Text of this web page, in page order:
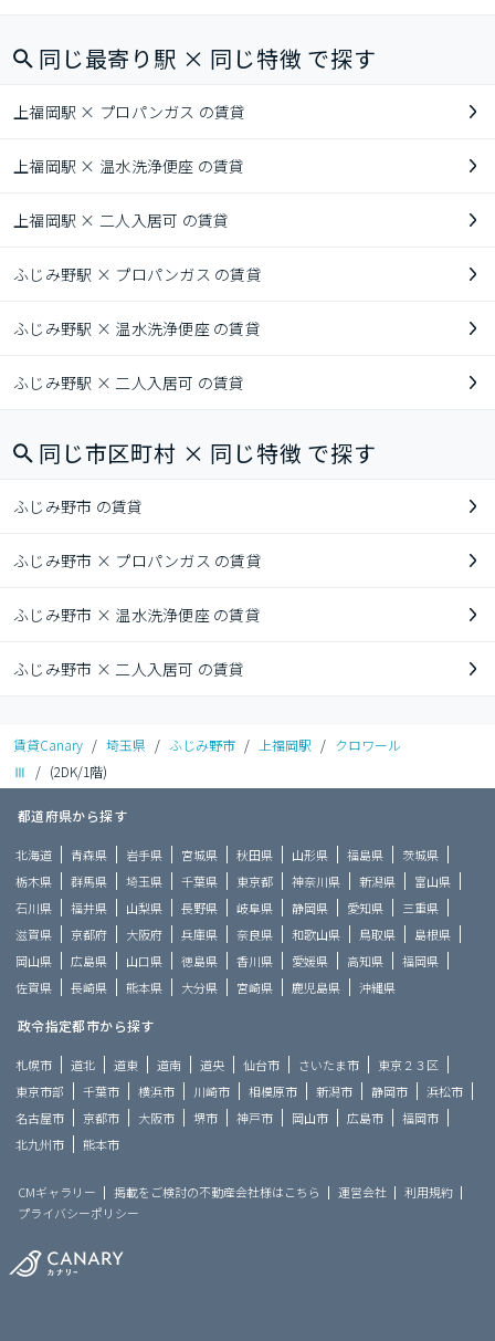
同じ最寄り駅 × 同じ特徴 で探す
上福岡駅 × プロパンガス の賃貸
上福岡駅 × 温水洗浄便座 の賃貸
上福岡駅 × 二人入居可 の賃貸
ふじみ野駅 × プロパンガス の賃貸
ふじみ野駅 × 温水洗浄便座 の賃貸
ふじみ野駅 × 二人入居可 の賃貸
同じ市区町村 × 同じ特徴 で探す
ふじみ野市 の賃貸
ふじみ野市 × プロパンガス の賃貸
ふじみ野市 × 温水洗浄便座 の賃貸
ふじみ野市 × 二人入居可 の賃貸
賃貸Canary / 埼玉県 / ふじみ野市 / 上福岡駅 / クロワール
Ⅲ
/ (2DK/1階)
都道府県から探す
北海道 青森県 岩手県 宮城県 秋田県 山形県 福島県
茨城県
栃木県
群馬県 埼玉県 千葉県 東京都 神奈川県 新潟県
富山県
石川県
福井県 山梨県 長野県 岐阜県 静岡県 愛知県
三重県
滋賀県
京都府 大阪府 兵庫県 奈良県 和歌山県 鳥取県
島根県
岡山県
広島県 山口県 徳島県 香川県 愛媛県 高知県
福岡県
佐賀県
長崎県 熊本県 大分県 宮崎県 鹿児島県 沖縄県
政令指定都市から探す
札幌市 道北 道東 道南 道央 仙台市 さいたま市
東京２３区
東京市部
千葉市 横浜市 川崎市 相模原市 新潟市 静岡市
浜松市
名古屋市
京都市 大阪市 堺市 神戸市 岡山市 広島市
福岡市
北九州市
熊本市
CMギャラリー 掲載をご検討の不動産会社様はこちら 運営会社
利用規約
プライバシーポリシー